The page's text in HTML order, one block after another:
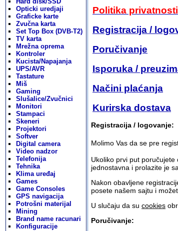
Opticki uredjaji
Graficke karte
Zvučna karta
Set Top Box (DVB-T2)
TV karta
Mrežna oprema
Kontroler
Kucista/Napajanja
UPS/AVR
Tastature
Miš
Gaming
Slušalice/Zvučnici
Monitori
Stampaci
Skeneri
Projektori
Softver
Digital camera
Video nadzor
Telefonija
Tehnika
Klima uređaj
Games
Game Consoles
GPS navigacija
Potrošni materijal
Mining
Brand name racunari
Konfiguracije
Politika privatnosti
Registracija /
Poručivanje
Isporuka /
Načini plaćanja
Kurirska dostava
Registracija / logovanje:
Molimo Vas da se pre
Ukoliko prvi put poručujete
jednostavna i prolazite je
Nakon obavljene
posete našem sajtu i
U slučaju da su cookies
Poručivanje: